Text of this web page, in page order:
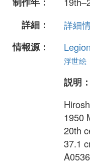
詳細：
詳細
情報源：
浮世絵
説明：
1950
20th
37.1